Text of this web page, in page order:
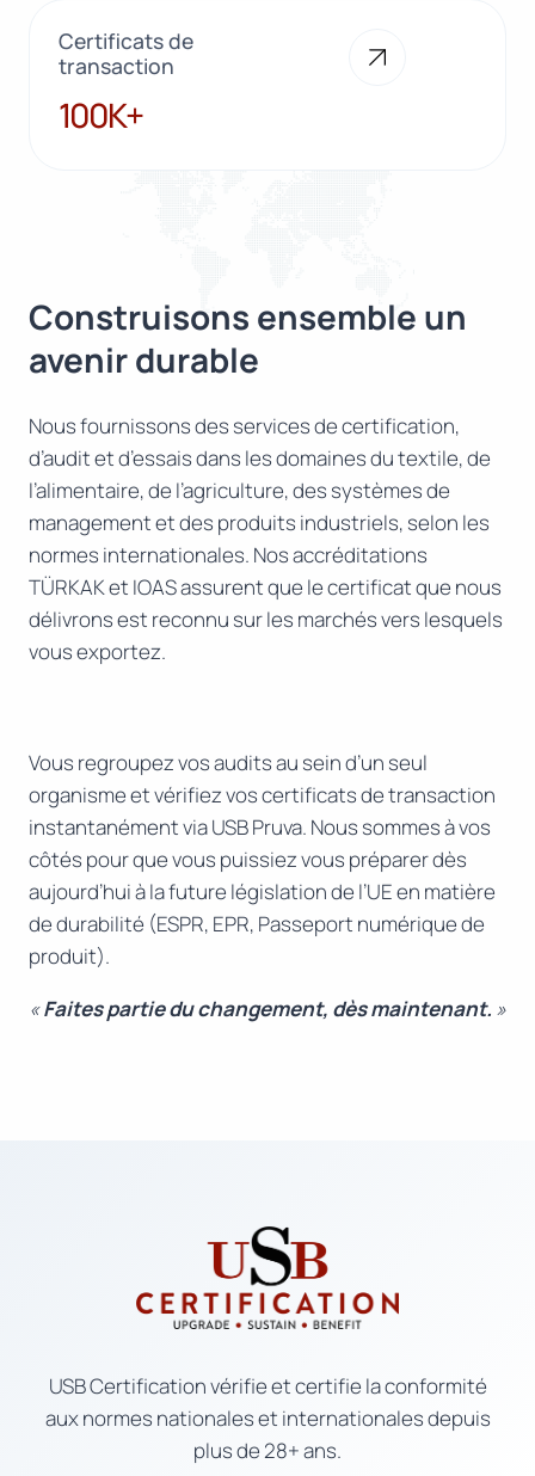
Certificats de
transaction
100K+
100K+
Construisons ensemble un
avenir durable
Nous fournissons des services de certification,
d’audit et d’essais dans les domaines du textile, de
l’alimentaire, de l’agriculture, des systèmes de
management et des produits industriels, selon les
normes internationales. Nos accréditations
TÜRKAK et IOAS assurent que le certificat que nous
délivrons est reconnu sur les marchés vers lesquels
vous exportez.
Vous regroupez vos audits au sein d’un seul
organisme et vérifiez vos certificats de transaction
instantanément via USB Pruva. Nous sommes à vos
côtés pour que vous puissiez vous préparer dès
aujourd’hui à la future législation de l’UE en matière
de durabilité (ESPR, EPR, Passeport numérique de
produit).
«Faites partie du changement, dès maintenant. »
USB Certification vérifie et certifie la conformité
aux normes nationales et internationales depuis
plus de 28+ ans.